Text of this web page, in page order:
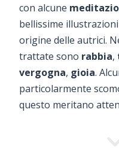
con alcune
bellissime
origine delle autrici.
trattate sono rabbia,
vergogna, gioia.
particolarmente
questo meritano